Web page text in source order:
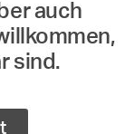
auch
sind.